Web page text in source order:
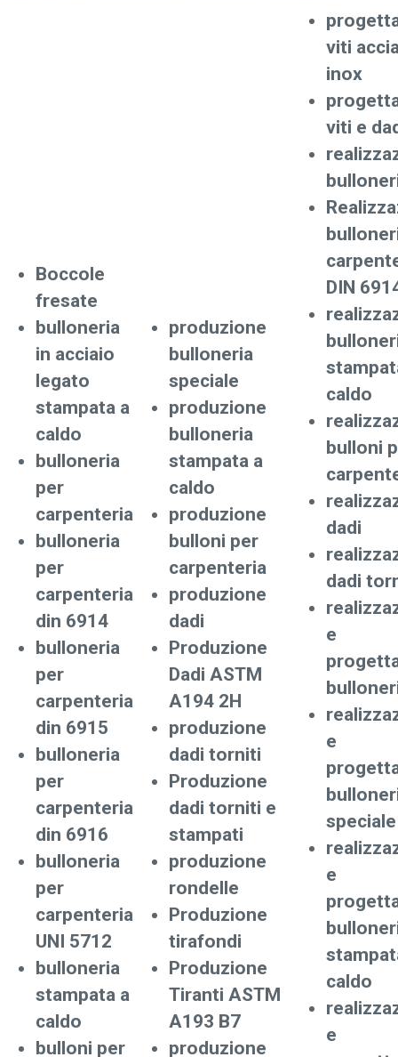
Boccole
fresate
bulloneria
in acciaio
legato
stampata a
caldo
bulloneria
per
carpenteria
bulloneria
per
carpenteria
din 6914
bulloneria
per
carpenteria
din 6915
bulloneria
per
carpenteria
din 6916
bulloneria
per
carpenteria
UNI 5712
bulloneria
stampata a
caldo
bulloni per
produzione
bulloneria
speciale
produzione
bulloneria
stampata a
caldo
produzione
bulloni per
carpenteria
produzione
dadi
Produzione
Dadi ASTM
A194 2H
produzione
dadi torniti
Produzione
dadi torniti e
stampati
produzione
rondelle
Produzione
tirafondi
Produzione
Tiranti ASTM
A193 B7
produzione
viti
inox
viti e
DIN
caldo
bulloni
dadi
dadi
e
e
speciale
e
caldo
e